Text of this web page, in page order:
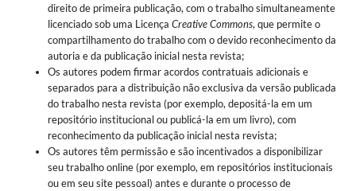
direito de primeira publicação, com o trabalho simultaneamente
licenciado sob uma Licença Creative Commons, que permite o
compartilhamento do trabalho com o devido reconhecimento da
autoria e da publicação inicial nesta revista;
Os autores podem firmar acordos contratuais adicionais e
separados para a distribuição não exclusiva da versão publicada
do trabalho nesta revista (por exemplo, depositá-la em um
repositório institucional ou publicá-la em um livro), com
reconhecimento da publicação inicial nesta revista;
Os autores têm permissão e são incentivados a disponibilizar
seu trabalho online (por exemplo, em repositórios institucionais
ou em seu site pessoal) antes e durante o processo de